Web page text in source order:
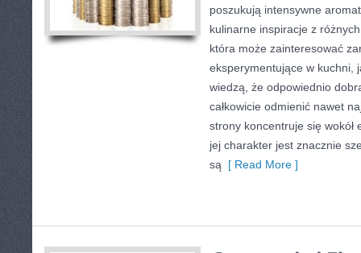
poszukują intensywne
kulinarne inspiracje z
która może zainteresować
eksperymentujące w kuchni,
wiedzą, że odpowiednio
całkowicie odmienić nawet
strony koncentruje się wokół
jej charakter jest znacznie
są [ Read More ]